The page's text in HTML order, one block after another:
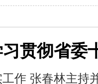
贯彻省委
作 张春林主持